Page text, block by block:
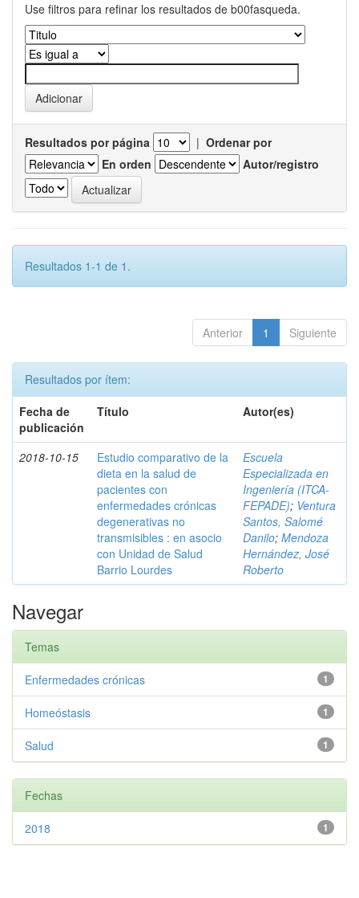
Use filtros para refinar los resultados de b00fasqueda.
Resultados por página | Ordenar por
En orden
Autor/registro
Resultados 1-1 de 1.
Anterior 1 Siguiente
Resultados por ítem:
Fecha de
publicación
Título Autor(es)
2018-10-15
Estudio comparativo de la
dieta en la salud de
pacientes con
enfermedades crónicas
degenerativas no
transmisibles : en asocio
con Unidad de Salud
Barrio Lourdes
Escuela
Especializada en
Ingeniería (ITCA-
FEPADE); Ventura
Santos, Salomé
Danilo; Mendoza
Hernández, José
Roberto
Navegar
Temas
1
Enfermedades crónicas
1
Homeóstasis
1
Salud
Fechas
1
2018